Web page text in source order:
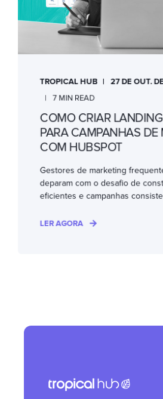
TROPICAL HUB
27 DE OUT.
7 MIN READ
COMO CRIAR
PARA CAMPANHAS DE
COM HUBSPOT
Gestores de marketing
deparam com o desafio de
eficientes e campanhas
LER AGORA